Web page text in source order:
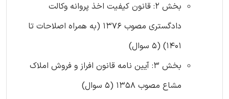
بخش 2: قانون کیفیت اخذ پروانه وکالت
دادگستری مصوب 1376 (به همراه اصلاحات تا
1401) (5 سوال)
بخش 3: آیین نامه قانون افراز و فروش املاک
مشاع مصوب 1358 (5 سوال)